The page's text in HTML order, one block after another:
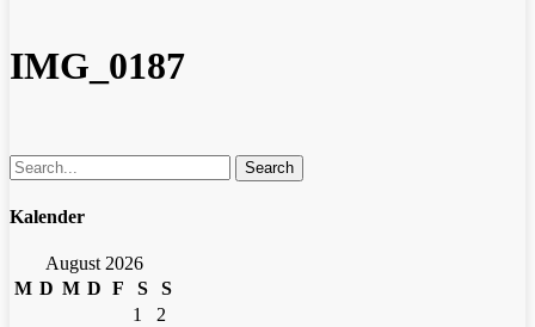
IMG_0187
Search
Kalender
August 2026
M D M D F S
S
1
2